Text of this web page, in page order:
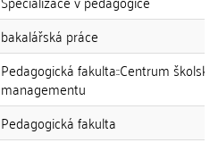
bakalářská práce
Pedagogická fakulta::Centrum
managementu
Pedagogická fakulta